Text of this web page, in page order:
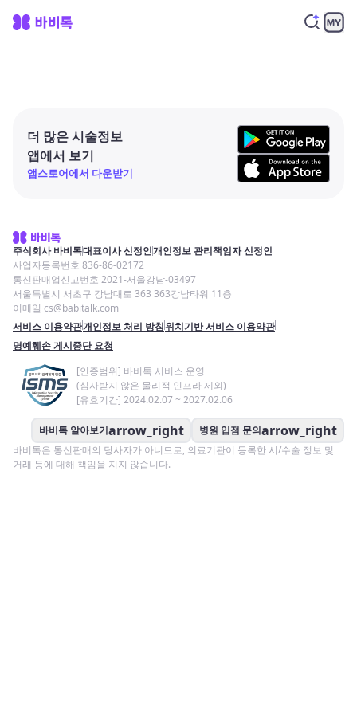
더 많은 시술정보
앱에서 보기
앱스토어에서 다운받기
주식회사 바비톡대표이사 신정인개인정보 관리책임자 신정인
사업자등록번호 836-86-02172
통신판매업신고번호 2021-서울강남-03497
서울특별시 서초구 강남대로 363 363강남타워 11층
이메일 cs@babitalk.com
서비스 이용약관개인정보 처리 방침위치기반 서비스 이용약관
명예훼손 게시중단 요청
[인증범위] 바비톡 서비스 운영
(심사받지 않은 물리적 인프라 제외)
[유효기간] 2024.02.07 ~ 2027.02.06
바비톡 알아보기arrow_right 병원 입점 문의arrow_right
바비톡은 통신판매의 당사자가 아니므로, 의료기관이 등록한 시/수술 정보 및
거래 등에 대해 책임을 지지 않습니다.